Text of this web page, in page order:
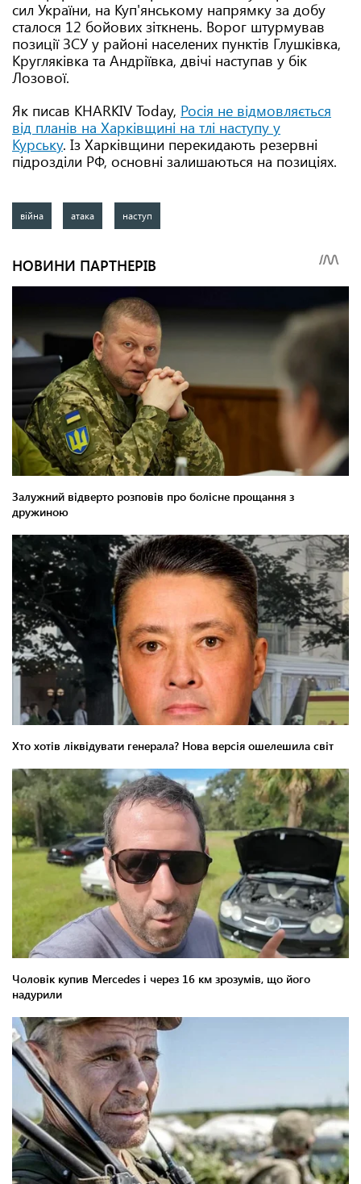
сил України, на Куп'янському напрямку за добу
сталося 12 бойових зіткнень. Ворог штурмував
позиції ЗСУ у районі населених пунктів Глушківка,
Кругляківка та Андріївка, двічі наступав у бік
Лозової.
Як писав KHARKIV Today, Росія не відмовляється
від планів на Харківщині на тлі наступу у
Курську. Із Харківщини перекидають резервні
підрозділи РФ, основні залишаються на позиціях.
війна атака наступ